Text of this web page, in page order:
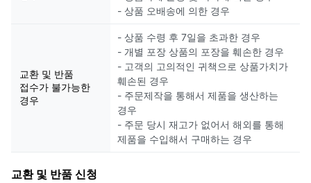
- 상품 오배송에 의한 경우
교환 및 반품
접수가 불가능한
경우
- 상품 수령 후 7일을 초과한 경우
- 개별 포장 상품의 포장을 훼손한 경우
- 고객의 고의적인 귀책으로 상품가치가
훼손된 경우
- 주문제작을 통해서 제품을 생산하는
경우
- 주문 당시 재고가 없어서 해외를 통해
제품을 수입해서 구매하는 경우
교환 및 반품 신청